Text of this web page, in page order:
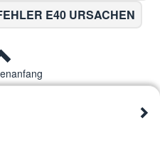
E40 URSACHEN